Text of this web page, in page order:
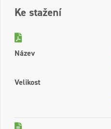
Ke stažení
Název
Velikost